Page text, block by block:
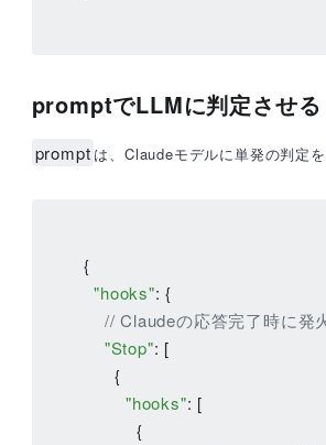
promptでLLMに判定させる
prompt は、Claudeモデルに単発の判定
{
"hooks": {
// Claudeの応答完了時に発
"Stop": [
      {
"hooks": [
          {